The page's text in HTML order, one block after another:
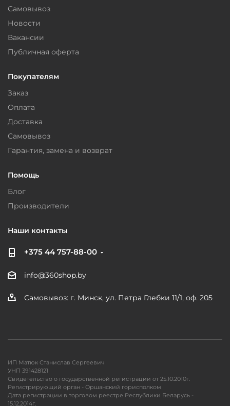
Самовывоз
Новости
Вакансии
Публичная оферта
Покупателям
Заказ
Оплата
Доставка
Самовывоз
Гарантия, замена и возврат
Помощь
Блог
Производители
Наши контакты
+375 44 757-88-00
info@360shop.by
Самовывоз: г. Минск, ул. Петра Глебки 11/1, оф. 205
ИП Матюк Станислав Сергеевич
УНП 391428121
Свидетельство о государственной регистрации от 25.10.2010г.
Регистрирующий орган - Оршанский горисполком
Дата регистрации в торговом реестре Республики Беларусь -
15.12.2014г.